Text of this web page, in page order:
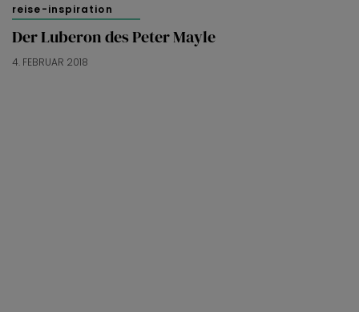
reise-inspiration
Der Luberon des Peter Mayle
4. FEBRUAR 2018